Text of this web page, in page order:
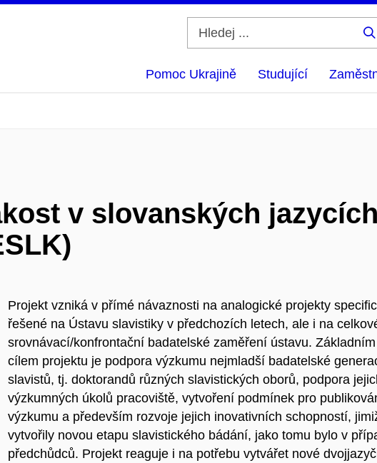
Pomoc Ukrajině Studující
v slovanských
Projekt vzniká v přímé návaznosti na analogické projekty
řešené na Ústavu slavistiky v předchozích letech, ale i na
srovnávací/konfrontační badatelské zaměření ústavu.
cílem projektu je podpora výzkumu nejmladší badatelské
slavistů, tj. doktorandů různých slavistických oborů, podpora
výzkumných úkolů pracoviště, vytvoření podmínek pro
výzkumu a především rozvoje jejich inovativních schopností,
vytvořily novou etapu slavistického bádání, jako tomu bylo v
předchůdců. Projekt reaguje i na potřebu vytvářet nové